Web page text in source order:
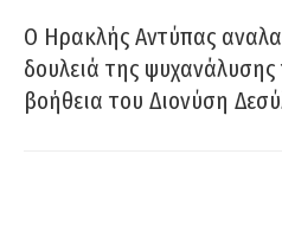
Ο Ηρακλής Αντύπας
δουλειά της
βοήθεια του Διονύση